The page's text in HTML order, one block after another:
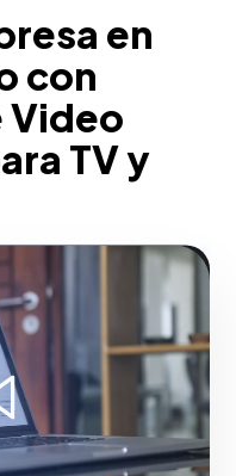
en
con
Video
TV y
cine
especiales
para lograr